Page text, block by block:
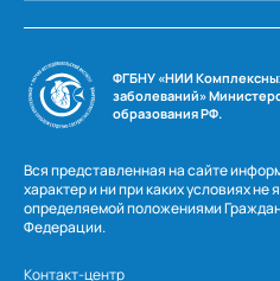
ФГБНУ «НИИ
заболеваний»
образования РФ.
Вся представленная на сайте
характер и ни при каких условиях
определяемой положениями
Федерации.
Контакт-центр